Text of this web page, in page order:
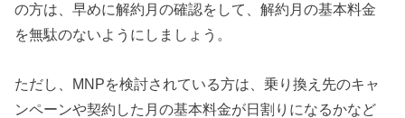
の方は、早めに解約月の確認をして、解約月の基本料金
を無駄のないようにしましょう。
ただし、MNPを検討されている方は、乗り換え先のキャ
ンペーンや契約した月の基本料金が日割りになるかなど